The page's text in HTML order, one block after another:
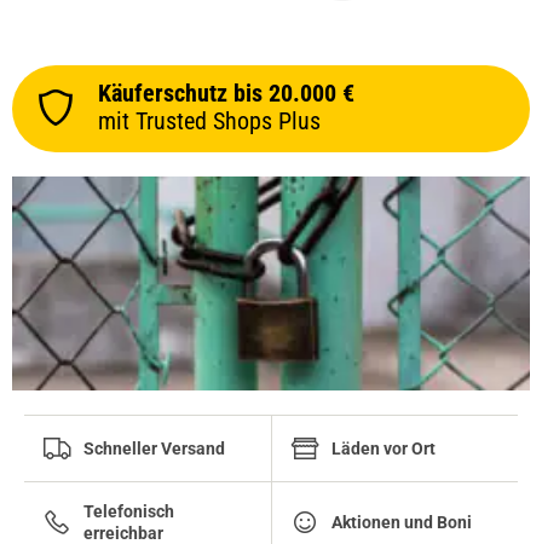
Käuferschutz bis 20.000 €
mit Trusted Shops Plus
Schneller Versand Läden vor Ort
Telefonisch
erreichbar
Aktionen und Boni